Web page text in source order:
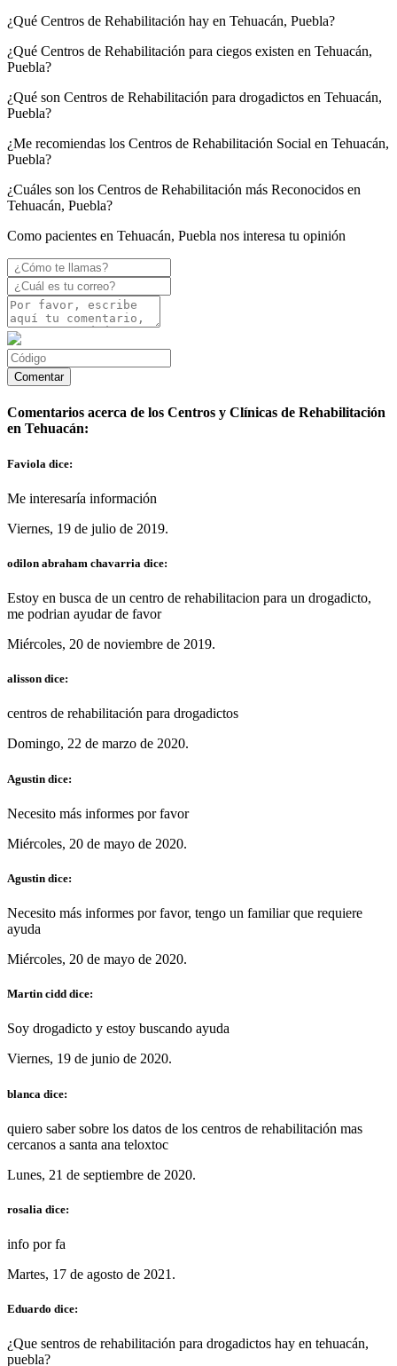
¿Qué Centros de Rehabilitación hay en Tehuacán, Puebla?
¿Qué Centros de Rehabilitación para ciegos existen en Tehuacán,
Puebla?
¿Qué son Centros de Rehabilitación para drogadictos en Tehuacán,
Puebla?
¿Me recomiendas los Centros de Rehabilitación Social en Tehuacán,
Puebla?
¿Cuáles son los Centros de Rehabilitación más Reconocidos en
Tehuacán, Puebla?
Como pacientes en Tehuacán, Puebla nos interesa tu opinión
Comentarios acerca de los Centros y Clínicas de Rehabilitación
en Tehuacán:
Faviola dice:
Me interesaría información
Viernes, 19 de julio de 2019.
odilon abraham chavarria dice:
Estoy en busca de un centro de rehabilitacion para un drogadicto,
me podrian ayudar de favor
Miércoles, 20 de noviembre de 2019.
alisson dice:
centros de rehabilitación para drogadictos
Domingo, 22 de marzo de 2020.
Agustin dice:
Necesito más informes por favor
Miércoles, 20 de mayo de 2020.
Agustin dice:
Necesito más informes por favor, tengo un familiar que requiere
ayuda
Miércoles, 20 de mayo de 2020.
Martin cidd dice:
Soy drogadicto y estoy buscando ayuda
Viernes, 19 de junio de 2020.
blanca dice:
quiero saber sobre los datos de los centros de rehabilitación mas
cercanos a santa ana teloxtoc
Lunes, 21 de septiembre de 2020.
rosalia dice:
info por fa
Martes, 17 de agosto de 2021.
Eduardo dice:
¿Que sentros de rehabilitación para drogadictos hay en tehuacán,
puebla?